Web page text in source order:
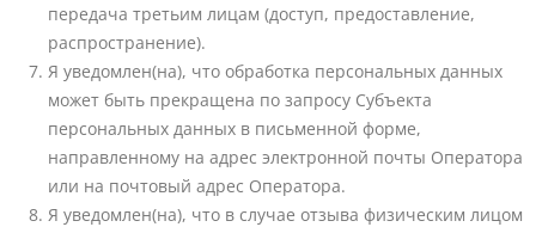
передача третьим лицам (доступ, предоставление,
распространение).
Я уведомлен(на), что обработка персональных данных
может быть прекращена по запросу Субъекта
персональных данных в письменной форме,
направленному на адрес электронной почты Оператора
или на почтовый адрес Оператора.
Я уведомлен(на), что в случае отзыва физическим лицом